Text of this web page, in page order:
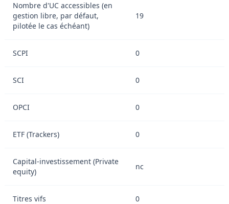
Nombre d'UC accessibles (en
gestion libre, par défaut,
pilotée le cas échéant)
19
SCPI 0
SCI 0
OPCI 0
ETF (Trackers) 0
Capital-investissement (Private
equity)
nc
Titres vifs 0